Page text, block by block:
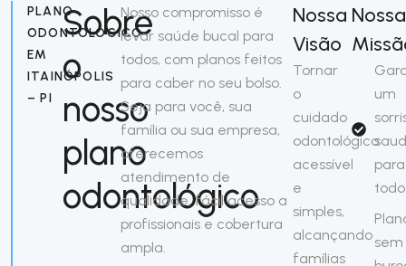
PLANO
ODONTOLÓGICO
EM
ITAINÓPOLIS
– PI
Sobre
o
nosso
plano
odontológico
Nosso compromisso é
levar saúde bucal para
todos, com planos feitos
para caber no seu bolso.
Seja para você, sua
família ou sua empresa,
oferecemos
atendimento de
qualidade, fácil acesso a
profissionais e cobertura
ampla.
Nossa
Visão
Tornar
o
cuidado
odontológico
acessível
e
simples,
alcançando
famílias
Nossa
um
para
sem